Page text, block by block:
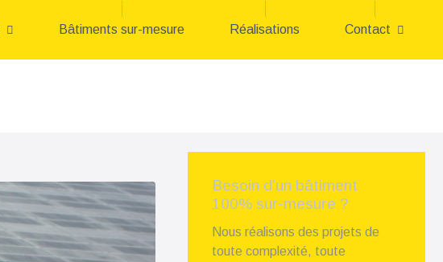
Bâtiments sur-mesure Réalisations Contact
Besoin d’un bâtiment
100% sur-mesure ?
Nous réalisons des projets de
toute complexité, toute